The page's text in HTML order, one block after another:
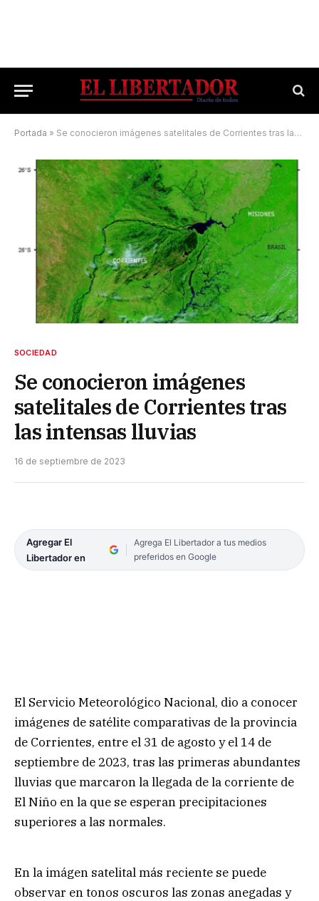
Portada » Se conocieron imágenes satelitales de Corrientes tras las intensas lluvias
SOCIEDAD
Se conocieron imágenes
satelitales de Corrientes tras
las intensas lluvias
16 de septiembre de 2023
Agregar El
Libertador en
Agrega El Libertador a tus medios
preferidos en Google
El Servicio Meteorológico Nacional, dio a conocer
imágenes de satélite comparativas de la provincia
de Corrientes, entre el 31 de agosto y el 14 de
septiembre de 2023, tras las primeras abundantes
lluvias que marcaron la llegada de la corriente de
El Niño en la que se esperan precipitaciones
superiores a las normales.
En la imágen satelital más reciente se puede
observar en tonos oscuros las zonas anegadas y